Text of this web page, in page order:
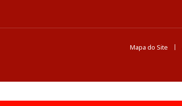
Mapa do Site